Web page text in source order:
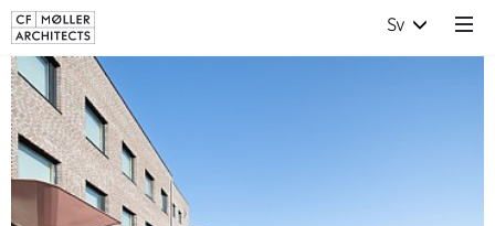
Sv